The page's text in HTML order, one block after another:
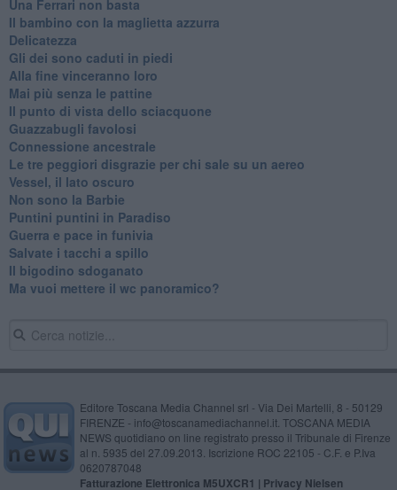
Una Ferrari non basta
Il bambino con la maglietta azzurra
Delicatezza
Gli dei sono caduti in piedi
Alla fine vinceranno loro
Mai più senza le pattine
Il punto di vista dello sciacquone
Guazzabugli favolosi
Connessione ancestrale
Le tre peggiori disgrazie per chi sale su un aereo
Vessel, il lato oscuro
Non sono la Barbie
Puntini puntini in Paradiso
Guerra e pace in funivia
Salvate i tacchi a spillo
Il bigodino sdoganato
Ma vuoi mettere il wc panoramico?
Editore Toscana Media Channel srl - Via Dei Martelli, 8 - 50129
FIRENZE - info@toscanamediachannel.it. TOSCANA MEDIA
NEWS quotidiano on line registrato presso il Tribunale di Firenze
al n. 5935 del 27.09.2013. Iscrizione ROC 22105 - C.F. e P.Iva
0620787048
Fatturazione Elettronica M5UXCR1 | Privacy Nielsen